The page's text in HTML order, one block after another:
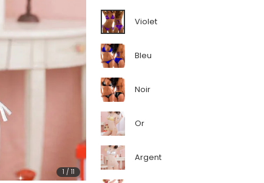
1 / 11
Violet
Bleu
Noir
Or
Argent